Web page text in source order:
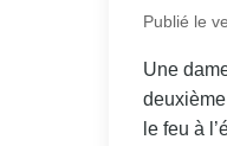
Publié le
Une
le feu à